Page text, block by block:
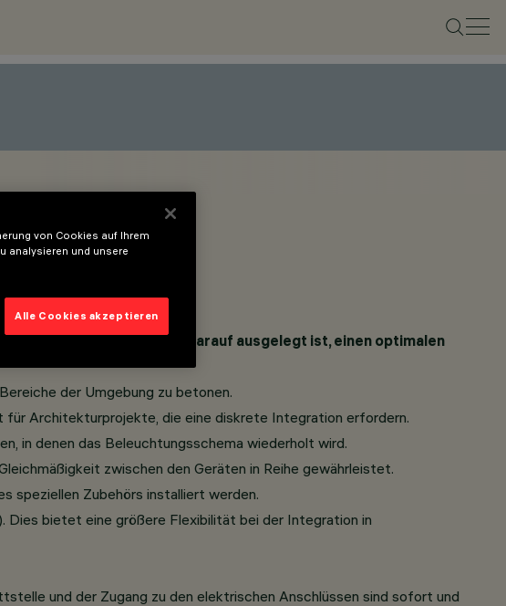
Leuchtenkörpers, die darauf ausgelegt ist, einen optimalen
der Umgebung zu betonen.
Architekturprojekte, die eine diskrete Integration erfordern.
in denen das Beleuchtungsschema wiederholt wird.
zwischen den Geräten in Reihe gewährleistet.
speziellen Zubehörs installiert werden.
Dies bietet eine größere Flexibilität bei der Integration in
und der Zugang zu den elektrischen Anschlüssen sind sofort und
von Cookies auf Ihrem
analysieren und unsere
Alle Cookies akzeptieren